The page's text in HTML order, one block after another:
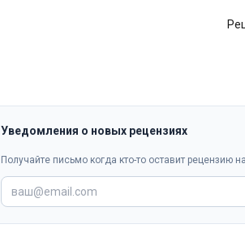
Уведомления о новых рецензиях
Получайте письмо когда кто-то оставит рецензию